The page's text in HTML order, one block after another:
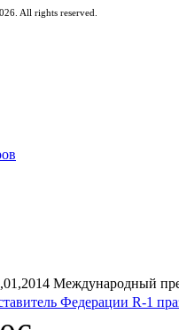
All rights reserved.
Международный
Федерации R-1